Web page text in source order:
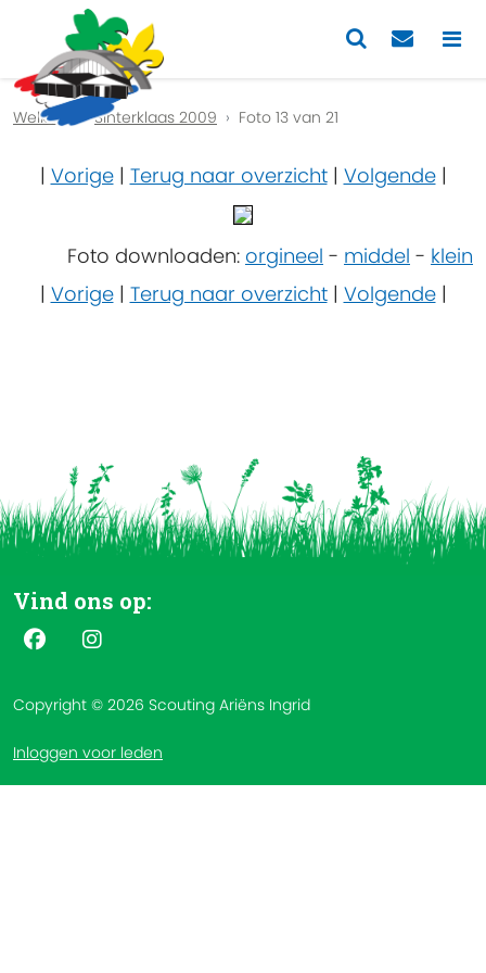
Previous
Welkom Sinterklaas 2009 Foto 13 van 21
| Vorige| Terug naar overzicht| Volgende|
Foto downloaden: orgineel - middel - klein
| Vorige| Terug naar overzicht| Volgende|
Vind ons op:
Copyright © 2026 Scouting Ariëns Ingrid
Inloggen voor leden